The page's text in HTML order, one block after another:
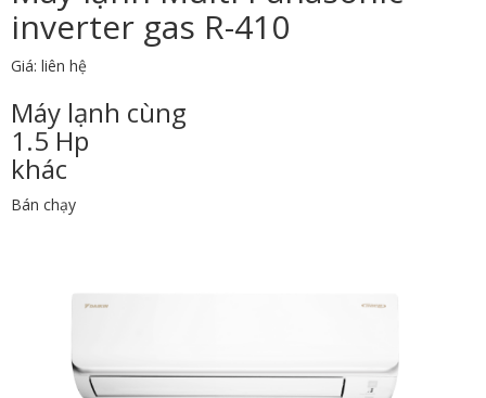
inverter gas R-410
Giá: liên hệ
Máy lạnh cùng
1.5 Hp
khác
Bán chạy